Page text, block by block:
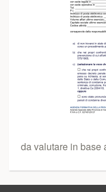
da valutare in base